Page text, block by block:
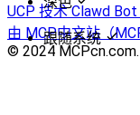
跟随系统
UCP 技术Clawd Bot
由 MCP中文站（
© 2024 MCPcn.com.